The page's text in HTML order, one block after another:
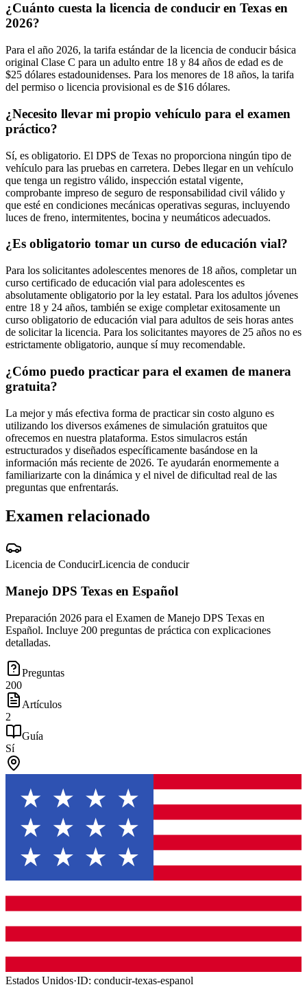
¿Cuánto cuesta la licencia de conducir en Texas en
2026?
Para el año 2026, la tarifa estándar de la licencia de conducir básica
original Clase C para un adulto entre 18 y 84 años de edad es de
$25 dólares estadounidenses. Para los menores de 18 años, la tarifa
del permiso o licencia provisional es de $16 dólares.
¿Necesito llevar mi propio vehículo para el examen
práctico?
Sí, es obligatorio. El DPS de Texas no proporciona ningún tipo de
vehículo para las pruebas en carretera. Debes llegar en un vehículo
que tenga un registro válido, inspección estatal vigente,
comprobante impreso de seguro de responsabilidad civil válido y
que esté en condiciones mecánicas operativas seguras, incluyendo
luces de freno, intermitentes, bocina y neumáticos adecuados.
¿Es obligatorio tomar un curso de educación vial?
Para los solicitantes adolescentes menores de 18 años, completar un
curso certificado de educación vial para adolescentes es
absolutamente obligatorio por la ley estatal. Para los adultos jóvenes
entre 18 y 24 años, también se exige completar exitosamente un
curso obligatorio de educación vial para adultos de seis horas antes
de solicitar la licencia. Para los solicitantes mayores de 25 años no es
estrictamente obligatorio, aunque sí muy recomendable.
¿Cómo puedo practicar para el examen de manera
gratuita?
La mejor y más efectiva forma de practicar sin costo alguno es
utilizando los diversos exámenes de simulación gratuitos que
ofrecemos en nuestra plataforma. Estos simulacros están
estructurados y diseñados específicamente basándose en la
información más reciente de 2026. Te ayudarán enormemente a
familiarizarte con la dinámica y el nivel de dificultad real de las
preguntas que enfrentarás.
Examen relacionado
Licencia de ConducirLicencia de conducir
Manejo DPS Texas en Español
Preparación 2026 para el Examen de Manejo DPS Texas en
Español. Incluye 200 preguntas de práctica con explicaciones
detalladas.
Preguntas
200
Artículos
2
Guía
Sí
Estados Unidos·ID: conducir-texas-espanol